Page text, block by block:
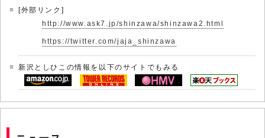
[外部リンク]
http://www.ask7.jp/shinzawa/shinzawa2.html
https://twitter.com/jaja_shinzawa
新沢としひこの情報を以下のサイトでもみる